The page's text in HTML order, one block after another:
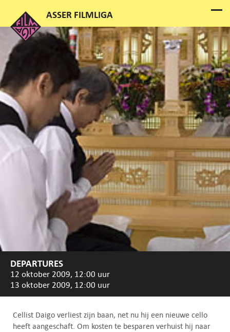
DEPARTURES
12 oktober 2009, 12:00 uur
13 oktober 2009, 12:00 uur
Cellist Daigo verliest zijn baan, net nu hij een nieuwe cello
heeft aangeschaft. Om kosten te besparen verhuist hij naar